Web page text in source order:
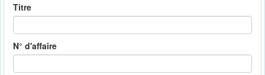
Titre
N° d'affaire